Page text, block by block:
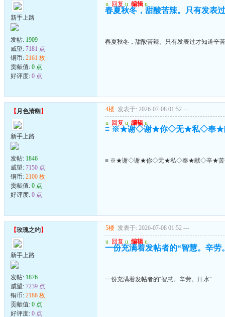
新手上路
发帖: 1909
威望: 7181 点
铜币: 2161 枚
贡献值: 0 点
好评度: 0 点
u 回复 u 编辑 u
春夏秋冬，甜酸苦辣。只有发表
春夏秋冬，甜酸苦辣。只有发表过才知道辛
【月色清幽 】
新手上路
发帖: 1846
威望: 7150 点
铜币: 2100 枚
贡献值: 0 点
好评度: 0 点
4楼 发表于: 2026-07-08 01:52 ---
u 回复 u 编辑 u
≡ ※★谢◇谢★你◇无★私◇奉
≡ ※★谢◇谢★你◇无★私◇奉★献◇辛★
【玫瑰之约】
新手上路
发帖: 1876
威望: 7239 点
铜币: 2186 枚
贡献值: 0 点
好评度: 0 点
5楼 发表于: 2026-07-08 01:52 ---
u 回复 u 编辑 u
一份充满着发帖者的“智慧。辛劳
一份充满着发帖者的“智慧。辛劳。汗水”